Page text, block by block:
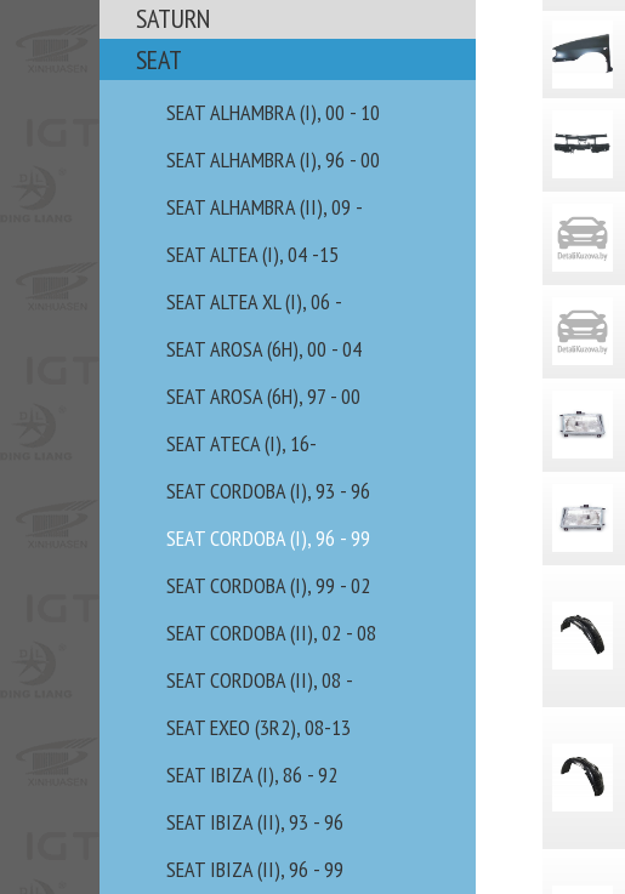
SATURN
SEAT
SEAT ALHAMBRA (I), 00 - 10
SEAT ALHAMBRA (I), 96 - 00
SEAT ALHAMBRA (II), 09 -
SEAT ALTEA (I), 04 -15
SEAT ALTEA XL (I), 06 -
SEAT AROSA (6H), 00 - 04
SEAT AROSA (6H), 97 - 00
SEAT ATECA (I), 16-
SEAT CORDOBA (I), 93 - 96
SEAT CORDOBA (I), 96 - 99
SEAT CORDOBA (I), 99 - 02
SEAT CORDOBA (II), 02 - 08
SEAT CORDOBA (II), 08 -
SEAT EXEO (3R2), 08-13
SEAT IBIZA (I), 86 - 92
SEAT IBIZA (II), 93 - 96
SEAT IBIZA (II), 96 - 99